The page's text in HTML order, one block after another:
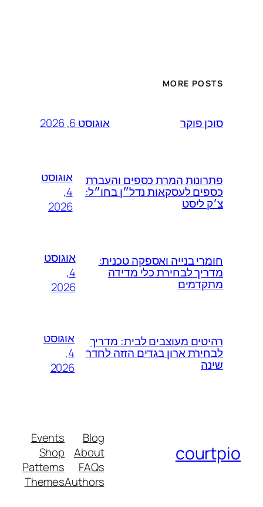
MORE POSTS
סוכן פוקר אוגוסט 6, 2026
פתרונות המרת כספים והעברת
כספים לעסקאות נדל״ן בחו״ל:
צ׳ק ליסט
אוגוסט
4,
2026
חומרי בנייה ואספקה טכנית:
מדריך לבחירת כלי מדידה
מתקדמים
אוגוסט
4,
2026
רהיטים מעוצבים לבית: מדריך
לבחירת ארון בגדים הזזה לחדר
שינה
אוגוסט
4,
2026
courtpio
Blog
About
FAQs
Authors
Events
Shop
Patterns
Themes